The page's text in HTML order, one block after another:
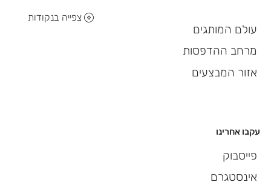
צפייה בנקודות
עקבו אחרינו
פייסבוק
אינסטגרם
עולם המותגים
מרחב ההדפסות
אזור המבצעים